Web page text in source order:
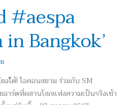
#aespa
Bangkok’
งใต้! ไอคอนสยาม ร่วมกับ SM
าร์ตที่ผสานโลกแห่งความเป็นจริงเข้า